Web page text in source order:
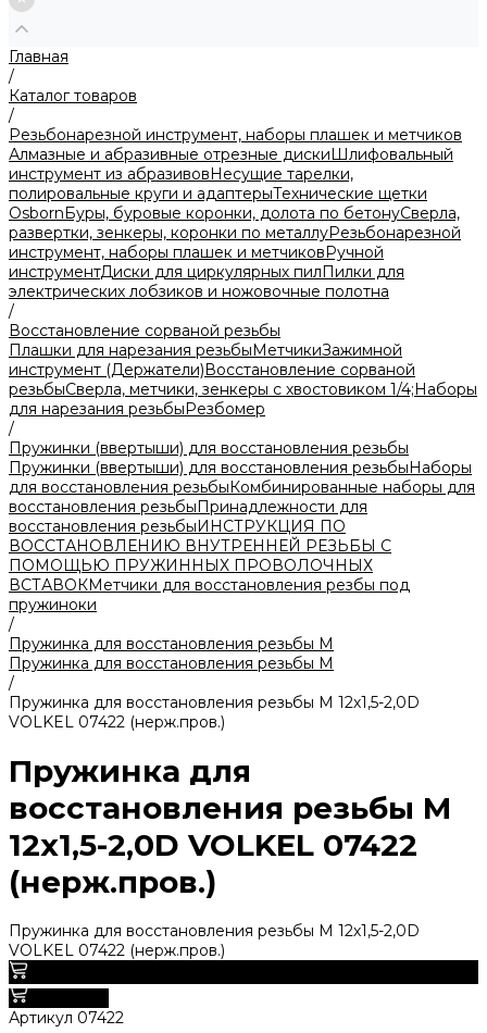
Главная
/
Каталог товаров
/
Резьбонарезной инструмент, наборы плашек и метчиков
Алмазные и абразивные отрезные дискиШлифовальный
инструмент из абразивовНесущие тарелки,
полировальные круги и адаптерыТехнические щетки
OsbornБуры, буровые коронки, долота по бетонуСверла,
развертки, зенкеры, коронки по металлуРезьбонарезной
инструмент, наборы плашек и метчиковРучной
инструментДиски для циркулярных пилПилки для
электрических лобзиков и ножовочные полотна
/
Восстановление сорваной резьбы
Плашки для нарезания резьбыМетчикиЗажимной
инструмент (Держатели)Восстановление сорваной
резьбыСверла, метчики, зенкеры с хвостовиком 1/4;Наборы
для нарезания резьбыРезбомер
/
Пружинки (ввертыши) для восстановления резьбы
Пружинки (ввертыши) для восстановления резьбыНаборы
для восстановления резьбыКомбинированные наборы для
восстановления резьбыПринадлежности для
восстановления резьбыИНСТРУКЦИЯ ПО
ВОССТАНОВЛЕНИЮ ВНУТРЕННЕЙ РЕЗЬБЫ С
ПОМОЩЬЮ ПРУЖИННЫХ ПРОВОЛОЧНЫХ
ВСТАВОКМетчики для восстановления резбы под
пружиноки
/
Пружинка для восстановления резьбы M
Пружинка для восстановления резьбы M
/
Пружинка для восстановления резьбы M 12х1,5-2,0D
VOLKEL 07422 (нерж.пров.)
Пружинка для
восстановления резьбы M
12х1,5-2,0D VOLKEL 07422
(нерж.пров.)
Пружинка для восстановления резьбы M 12х1,5-2,0D
VOLKEL 07422 (нерж.пров.)
Артикул 07422